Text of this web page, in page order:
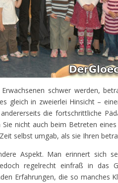
schwer werden,
gleich in zweierlei Hinsicht –
die fortschrittliche
nicht auch beim Betreten
selbst umgab, als sie Ihren
Aspekt. Man erinnert sich
regelrecht einfraß in das
Erfahrungen, die so manches